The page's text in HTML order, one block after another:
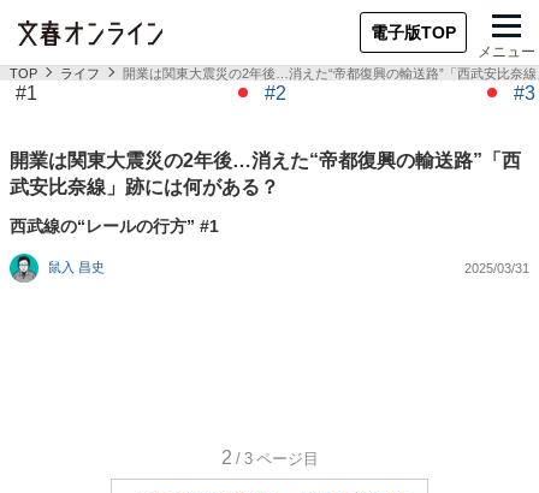
電子版TOP
メニュー
TOP ライフ 開業は関東大震災の2年後…消えた“帝都復興の輸送路”「西武安比奈
#1 #2 #3
開業は関東大震災の2年後…消えた“帝都復興の輸送路”「西
武安比奈線」跡には何がある？
西武線の“レールの行方” #1
鼠入 昌史 2025/03/31
2 /3 ページ目